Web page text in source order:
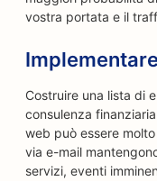
vostra portata e il
Costruire una lista di
consulenza
web può essere
via e-mail
servizi, eventi